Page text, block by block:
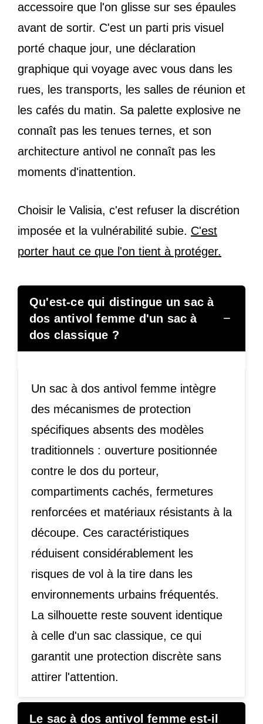
accessoire que l'on glisse sur ses épaules
avant de sortir. C'est un parti pris visuel
porté chaque jour, une déclaration
graphique qui voyage avec vous dans les
rues, les transports, les salles de réunion et
les cafés du matin. Sa palette explosive ne
connaît pas les tenues ternes, et son
architecture antivol ne connaît pas les
moments d'inattention.
Choisir le Valisia, c'est refuser la discrétion
imposée et la vulnérabilité subie. C'est
porter haut ce que l'on tient à protéger.
Qu'est-ce qui distingue un sac à
dos antivol femme d'un sac à
dos classique ?
−
Un sac à dos antivol femme intègre
des mécanismes de protection
spécifiques absents des modèles
traditionnels : ouverture positionnée
contre le dos du porteur,
compartiments cachés, fermetures
renforcées et matériaux résistants à la
découpe. Ces caractéristiques
réduisent considérablement les
risques de vol à la tire dans les
environnements urbains fréquentés.
La silhouette reste souvent identique
à celle d'un sac classique, ce qui
garantit une protection discrète sans
attirer l'attention.
Le sac à dos antivol femme est-il